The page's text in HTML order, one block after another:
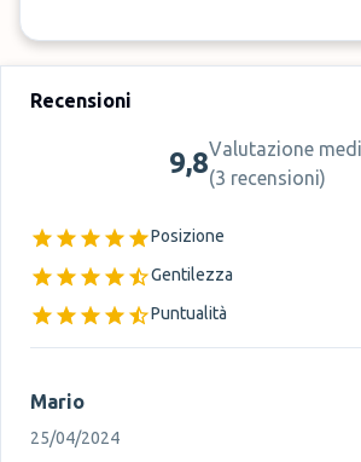
Recensioni
9,8Valutazione
(3 recensioni)
Posizione
Gentilezza
Puntualità
Mario
25/04/2024